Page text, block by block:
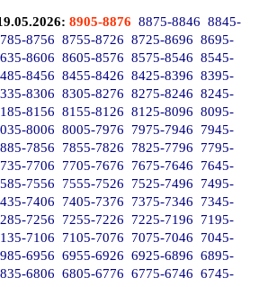
8905-8876 8875-8846 8845-
8756 8755-8726 8725-8696 8695-
8606 8605-8576 8575-8546 8545-
8456 8455-8426 8425-8396 8395-
8306 8305-8276 8275-8246 8245-
8156 8155-8126 8125-8096 8095-
8006 8005-7976 7975-7946
7945-
7856 7855-7826 7825-7796
7795-
7706 7705-7676 7675-7646
7645-
7556 7555-7526 7525-7496
7495-
7406 7405-7376 7375-7346
7345-
7256 7255-7226 7225-7196
7195-
7106 7105-7076 7075-7046
7045-
6956 6955-6926 6925-6896 6895-
6806 6805-6776 6775-6746 6745-